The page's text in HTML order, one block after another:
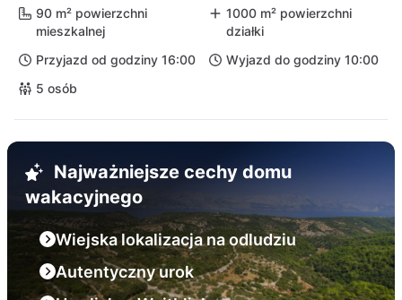
90 m² powierzchni
mieszkalnej
1000 m² powierzchni
działki
Przyjazd od godziny 16:00
Wyjazd do godziny 10:00
5 osób
Najważniejsze cechy domu
wakacyjnego
Wiejska lokalizacja na odludziu
Autentyczny urok